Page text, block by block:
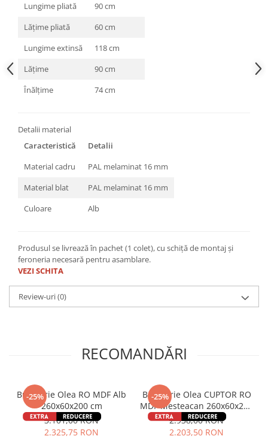
Lungime pliată
90 cm
Lățime pliată
60 cm
Lungime extinsă
118 cm
Lățime
90 cm
Înălțime
74 cm
Detalii material
Caracteristică
Detalii
Material cadru
PAL melaminat 16 mm
Material blat
PAL melaminat 16 mm
Culoare
Alb
Produsul se livrează în pachet (1 colet), cu schiță de montaj și
feroneria necesară pentru asamblare.
VEZI SCHITA
Review-uri(0)
RECOMANDĂRI
-25%
Bucătărie Olea RO MDF Alb
260x60x200 cm
3.101,00 RON
2.325,75 RON
-25%
Bucătărie Olea CUPTOR RO
MDF Mesteacan 260x60x200
cm
2.938,00 RON
2.203,50 RON